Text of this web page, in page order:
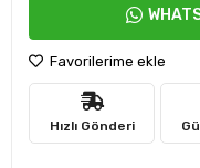
Favorilerime ekle
Hızlı Gönderi